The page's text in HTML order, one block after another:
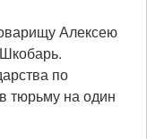
Алексею
по
тюрьму на один